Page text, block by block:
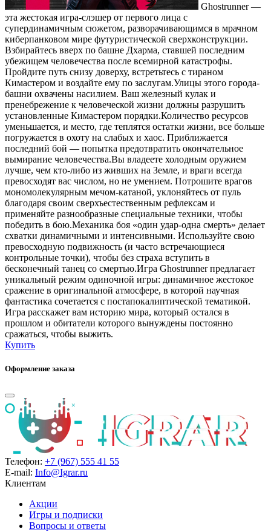
Ghostrunner —
эта жестокая игра-слэшер от первого лица с
супердинамичным сюжетом, разворачивающимся в мрачном
киберпанковом мире футуристической сверхконструкции.
Взбирайтесь вверх по башне Дхарма, ставшей последним
убежищем человечества после всемирной катастрофы.
Пройдите путь снизу доверху, встретьтесь с тираном
Кимастером и воздайте ему по заслугам.Улицы этого города-
башни охвачены насилием. Ваш железный кулак и
пренебрежение к человеческой жизни должны разрушить
установленные Кимастером порядки.Количество ресурсов
уменьшается, и место, где теплятся остатки жизни, все больше
погружается в охоту на слабых и хаос. Приближается
последний бой — попытка предотвратить окончательное
вымирание человечества.Вы владеете холодным оружием
лучше, чем кто-либо из живших на Земле, и враги всегда
превосходят вас числом, но не умением. Потрошите врагов
мономолекулярным мечом-катаной, уклоняйтесь от пуль
благодаря своим сверхъестественным рефлексам и
применяйте разнообразные специальные техники, чтобы
победить в бою.Механика боя «один удар-одна смерть» делает
схватки динамичными и интенсивными. Используйте свою
превосходную подвижность (и часто встречающиеся
контрольные точки), чтобы без страха вступить в
бесконечный танец со смертью.Игра Ghostrunner предлагает
уникальный режим одиночной игры: динамичное жестокое
сражение в оригинальной атмосфере, в которой научная
фантастика сочетается с постапокалиптической тематикой.
Игра расскажет вам историю мира, который остался в
прошлом и обитатели которого вынуждены постоянно
сражаться, чтобы выжить.
Купить
Оформление заказа
Телефон: +7 (967) 555 41 55
E-mail: Info@Igrar.ru
Клиентам
Акции
Игры и подписки
Вопросы и ответы